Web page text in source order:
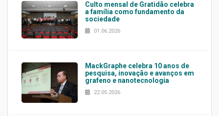
Culto mensal de Gratidão celebra
a família como fundamento da
sociedade
01.06.2026
MackGraphe celebra 10 anos de
pesquisa, inovação e avanços em
grafeno e nanotecnologia
22.05.2026